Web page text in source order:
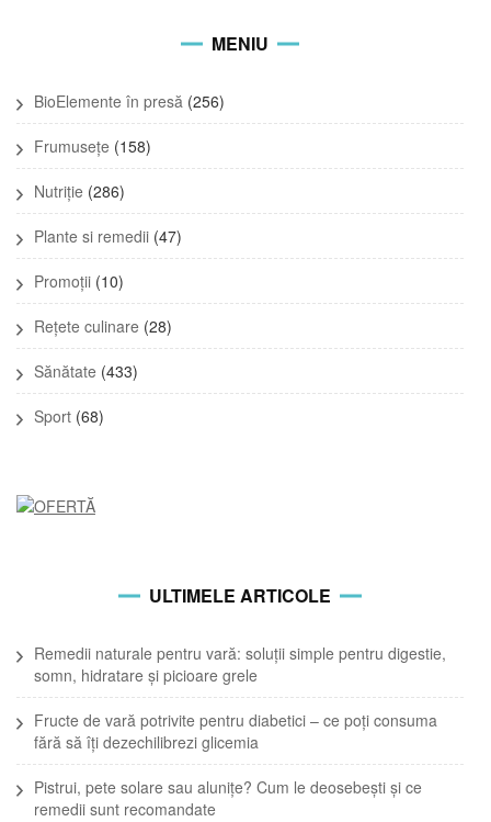
MENIU
BioElemente în presă (256)
Frumusețe (158)
Nutriție (286)
Plante si remedii (47)
Promoții (10)
Rețete culinare (28)
Sănătate (433)
Sport (68)
ULTIMELE ARTICOLE
Remedii naturale pentru vară: soluții simple pentru digestie,
somn, hidratare și picioare grele
Fructe de vară potrivite pentru diabetici – ce poți consuma
fără să îți dezechilibrezi glicemia
Pistrui, pete solare sau alunițe? Cum le deosebești și ce
remedii sunt recomandate